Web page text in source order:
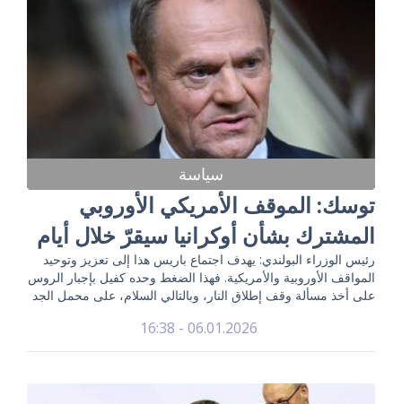
سياسة
توسك: الموقف الأمريكي الأوروبي
المشترك بشأن أوكرانيا سيقرّ خلال أيام
رئيس الوزراء البولندي: يهدف اجتماع باريس هذا إلى تعزيز وتوحيد
المواقف الأوروبية والأمريكية. فهذا الضغط وحده كفيل بإجبار الروس
على أخذ مسألة وقف إطلاق النار، وبالتالي السلام، على محمل الجد
06.01.2026 - 16:38